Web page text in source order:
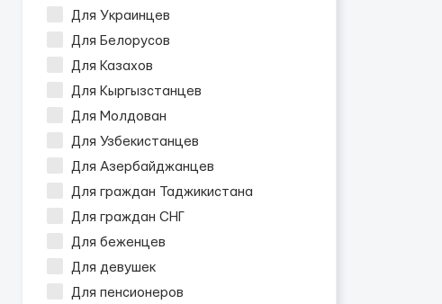
Для Украинцев
Для Белорусов
Для Казахов
Для Кыргызстанцев
Для Молдован
Для Узбекистанцев
Для Азербайджанцев
Для граждан Таджикистана
Для граждан СНГ
Для беженцев
Для девушек
Для пенсионеров